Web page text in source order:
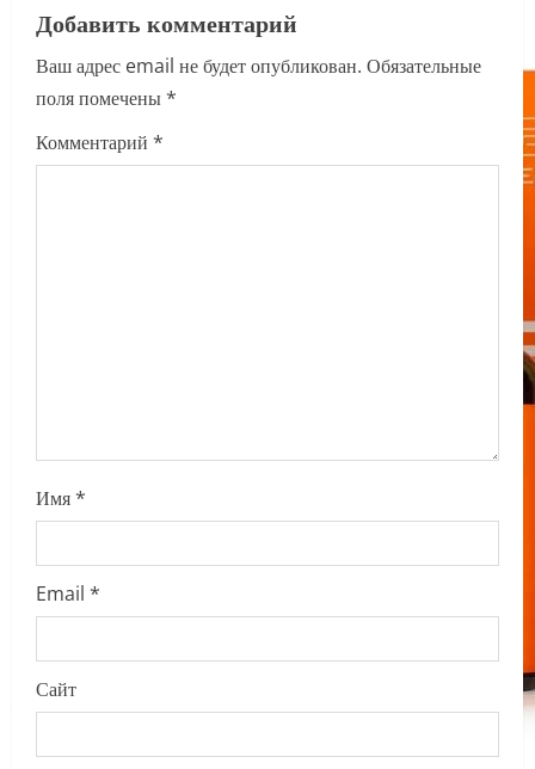
v
i
g
a
Добавить комментарий
Ваш адрес email не будет опубликован. Обязательные
поля помечены*
Комментарий *
Имя*
Email *
Сайт